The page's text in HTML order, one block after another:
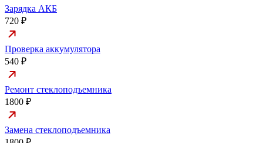
Зарядка АКБ
720 ₽
Проверка аккумулятора
540 ₽
Ремонт стеклоподъемника
1800 ₽
Замена стеклоподъемника